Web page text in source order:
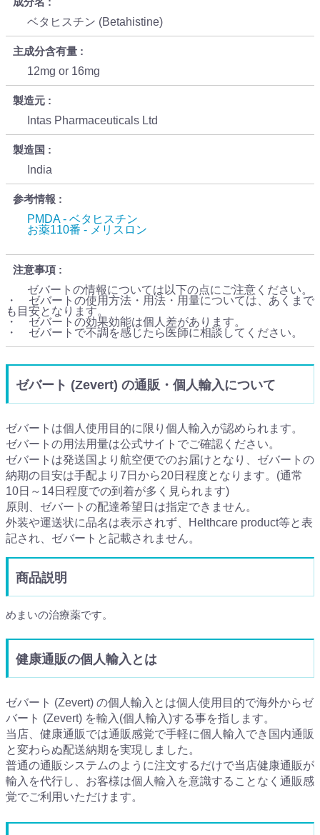
ベタヒスチン (Betahistine)
主成分含有量
12mg or 16mg
製造元
Intas Pharmaceuticals Ltd
製造国
India
参考情報
PMDA - ベタヒスチン
お薬110番 - メリスロン
注意事項
ゼバートの情報については以下の点にご注意ください。
・ ゼバートの使用方法・用法・用量については、あくまで
も目安となります。
・ ゼバートの効果効能は個人差があります。
・ ゼバートで不調を感じたら医師に相談してください。
ゼバート (Zevert) の通販・個人輸入について
ゼバートは個人使用目的に限り個人輸入が認められます。
ゼバートの用法用量は公式サイトでご確認ください。
ゼバートは発送国より航空便でのお届けとなり、ゼバートの
納期の目安は手配より7日から20日程度となります。(通常
10日～14日程度での到着が多く見られます)
原則、ゼバートの配達希望日は指定できません。
外装や運送状に品名は表示されず、Helthcare product等と表
記され、ゼバートと記載されません。
商品説明
めまいの治療薬です。
健康通販の個人輸入とは
ゼバート (Zevert) の個人輸入とは個人使用目的で海外からゼ
バート (Zevert) を輸入(個人輸入)する事を指します。
当店、健康通販では通販感覚で手軽に個人輸入でき国内通販
と変わらぬ配送納期を実現しました。
普通の通販システムのように注文するだけで当店健康通販が
輸入を代行し、お客様は個人輸入を意識することなく通販感
覚でご利用いただけます。